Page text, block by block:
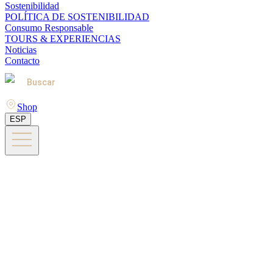
Sostenibilidad
POLÍTICA DE SOSTENIBILIDAD
Consumo Responsable
TOURS & EXPERIENCIAS
Noticias
Contacto
Buscar
Shop
ESP